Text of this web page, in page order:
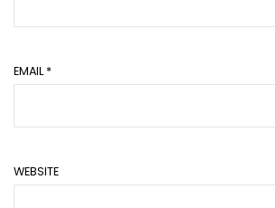
EMAIL *
WEBSITE